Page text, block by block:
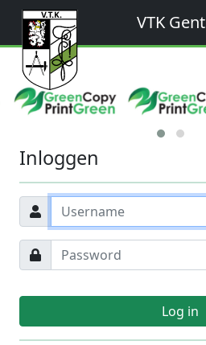
VTK Gent
Inloggen
Log in